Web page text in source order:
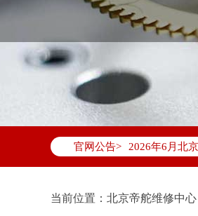
官网公告>
2026年6月帝
2026年6月北
2026年6月帝
北京市东城区
北京市朝阳
当前位置： 北京帝舵维修中心